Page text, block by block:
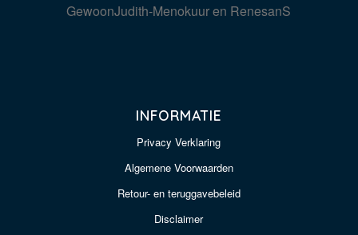
GewoonJudith-Menokuur en RenesanS
INFORMATIE
Privacy Verklaring
Algemene Voorwaarden
Retour- en teruggavebeleid
Disclaimer